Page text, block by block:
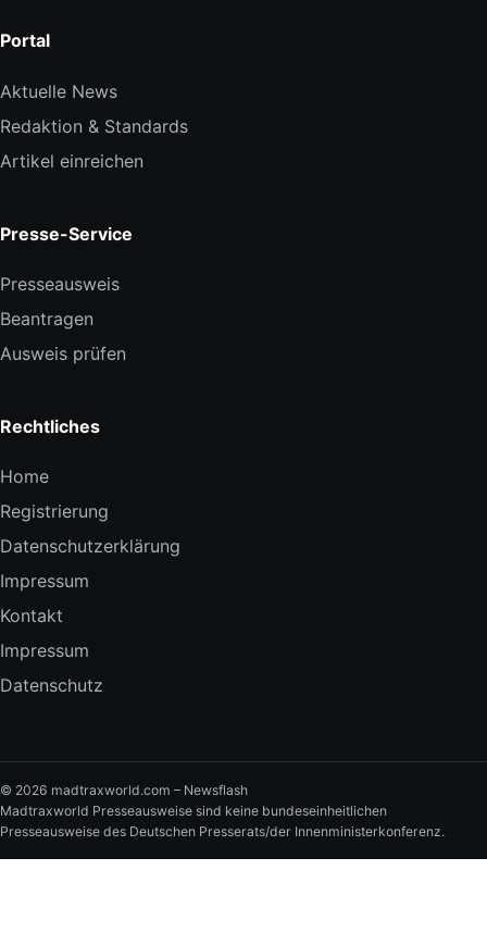
Portal
Aktuelle News
Redaktion & Standards
Artikel einreichen
Presse-Service
Presseausweis
Beantragen
Ausweis prüfen
Rechtliches
Home
Registrierung
Datenschutzerklärung
Impressum
Kontakt
Impressum
Datenschutz
© 2026 madtraxworld.com – Newsflash
Madtraxworld Presseausweise sind keine bundeseinheitlichen
Presseausweise des Deutschen Presserats/der Innenministerkonferenz.